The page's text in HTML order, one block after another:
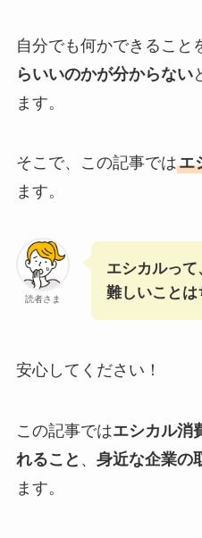
自分でも何かできること
らいいのかが分からない
ます。
そこで、この記事ではエ
ます。
読者さま
エシカルって
難しいことは
安心してください！
この記事ではエシカル消
れること 、 身近な企業の
ます。